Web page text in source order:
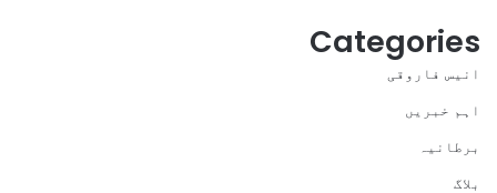
Categories
انیس فاروقی
اہم خبریں
برطانیہ
بلاگ